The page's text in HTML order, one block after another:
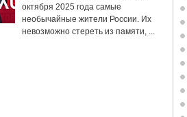
октября 2025 года самые
необычайные жители России. Их
невозможно стереть из памяти, ...